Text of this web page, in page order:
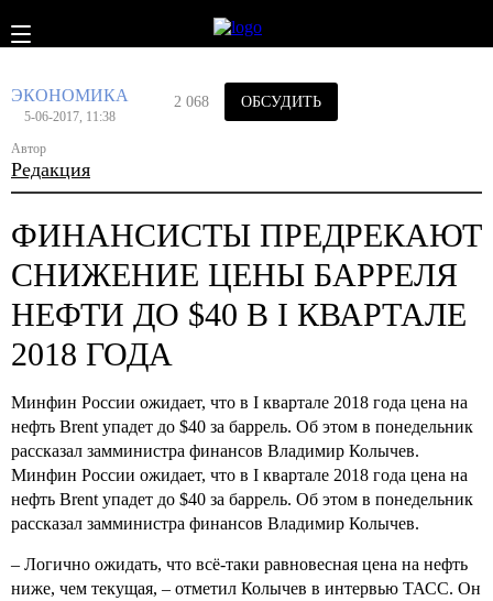
ЭКОНОМИКА
5-06-2017, 11:38
Автор
Редакция
2 068 ОБСУДИТЬ
ФИНАНСИСТЫ ПРЕДРЕКАЮТ
СНИЖЕНИЕ ЦЕНЫ БАРРЕЛЯ
НЕФТИ ДО $40 В I КВАРТАЛЕ
2018 ГОДА
Минфин России ожидает, что в I квартале 2018 года цена на
нефть Brent упадет до $40 за баррель. Об этом в понедельник
рассказал замминистра финансов Владимир Колычев.
Минфин России ожидает, что в I квартале 2018 года цена на
нефть Brent упадет до $40 за баррель. Об этом в понедельник
рассказал замминистра финансов Владимир Колычев.
– Логично ожидать, что всё-таки равновесная цена на нефть
ниже, чем текущая, – отметил Колычев в интервью ТАСС. Он